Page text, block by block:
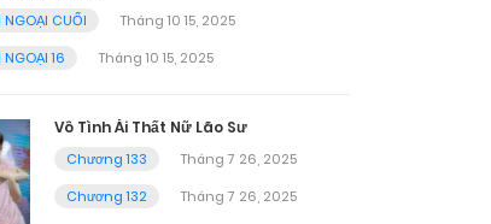
NGOẠI CUỐI
Tháng 10 15, 2025
NGOẠI 16
Tháng 10 15, 2025
Vô Tình Ái Thất Nữ Lão Sư
Chương 133
Tháng 7 26, 2025
Chương 132
Tháng 7 26, 2025